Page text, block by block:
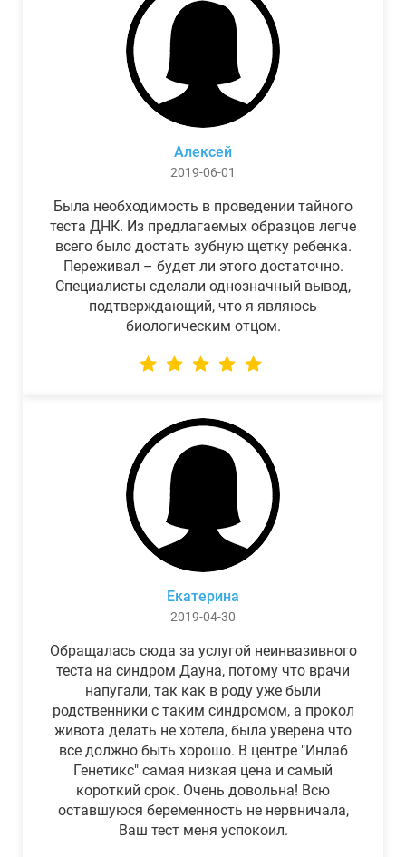
Алексей
2019-06-01
Была необходимость в проведении тайного
теста ДНК. Из предлагаемых образцов легче
всего было достать зубную щетку ребенка.
Переживал – будет ли этого достаточно.
Специалисты сделали однозначный вывод,
подтверждающий, что я являюсь
биологическим отцом.
Екатерина
2019-04-30
Обращалась сюда за услугой неинвазивного
теста на синдром Дауна, потому что врачи
напугали, так как в роду уже были
родственники с таким синдромом, а прокол
живота делать не хотела, была уверена что
все должно быть хорошо. В центре "Инлаб
Генетикс" самая низкая цена и самый
короткий срок. Очень довольна! Всю
оставшуюся беременность не нервничала,
Ваш тест меня успокоил.